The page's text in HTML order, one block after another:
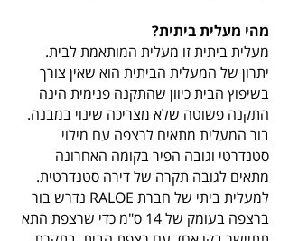
מהי מעלית ביתית?
מעלית ביתית זו מעלית המותאמת לבית.
יתרון של המעלית הביתית הוא שאין צורך
בשיפוץ הבית כיוון שהתקנה פנימית הינה
התקנה פשוטה שלא מצריכה שינוי במבנה.
בור המעלית מתאים לרצפה עם מילוי
סטנדרטי וגובה הפיר בקומה האחרונה
מתאים לגובה תקרה של דירה סטנדרטית.
למעלית ביתי של חברת RALOE נדרש בור
ברצפה בעומק של 14 ס"מ כדי שרצפת התא